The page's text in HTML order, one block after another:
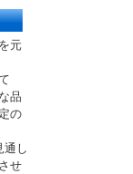
元
品
の
通し
せ